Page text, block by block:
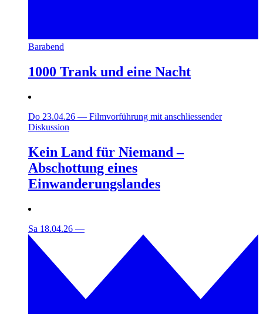
Barabend
1000 Trank und eine Nacht
Do 23.04.26 — Filmvorführung mit anschliessender
Diskussion
Kein Land für Niemand –
Abschottung eines
Einwanderungslandes
Sa 18.04.26 —